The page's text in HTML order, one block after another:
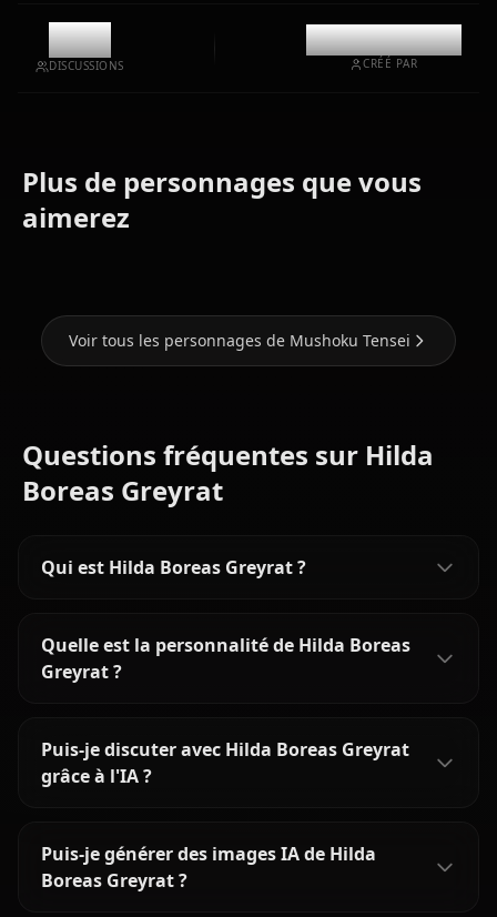
2.8k
DISCUSSIONS
@casualwaifus
CRÉÉ PAR
Plus de personnages que vous
aimerez
Roxy
Voir tous les personnages de Mushoku Tensei
Questions fréquentes sur Hilda
Boreas Greyrat
Qui est Hilda Boreas Greyrat ?
Quelle est la personnalité de Hilda Boreas
Greyrat ?
Puis-je discuter avec Hilda Boreas Greyrat
grâce à l'IA ?
Puis-je générer des images IA de Hilda
Boreas Greyrat ?